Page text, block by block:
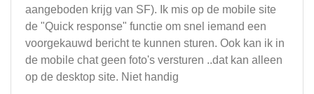
aangeboden krijg van SF). Ik mis op de mobile site
de "Quick response" functie om snel iemand een
voorgekauwd bericht te kunnen sturen. Ook kan ik in
de mobile chat geen foto's versturen ..dat kan alleen
op de desktop site. Niet handig